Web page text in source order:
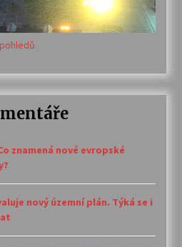
znamená nové evropské
nový územní plán. Týká se i